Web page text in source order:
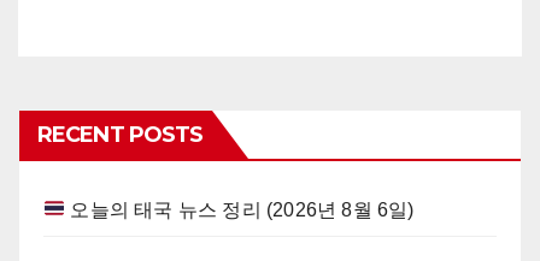
RECENT POSTS
오늘의 태국 뉴스 정리 (2026년 8월 6일)